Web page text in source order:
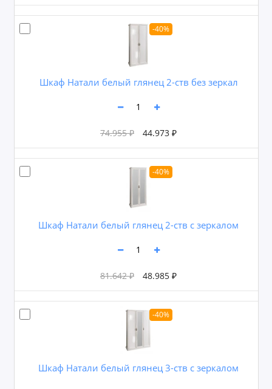
-40%
Шкаф Натали белый глянец 2-ств без зеркал
74.955 ₽ 44.973 ₽
-40%
Шкаф Натали белый глянец 2-ств с зеркалом
81.642 ₽ 48.985 ₽
-40%
Шкаф Натали белый глянец 3-ств с зеркалом